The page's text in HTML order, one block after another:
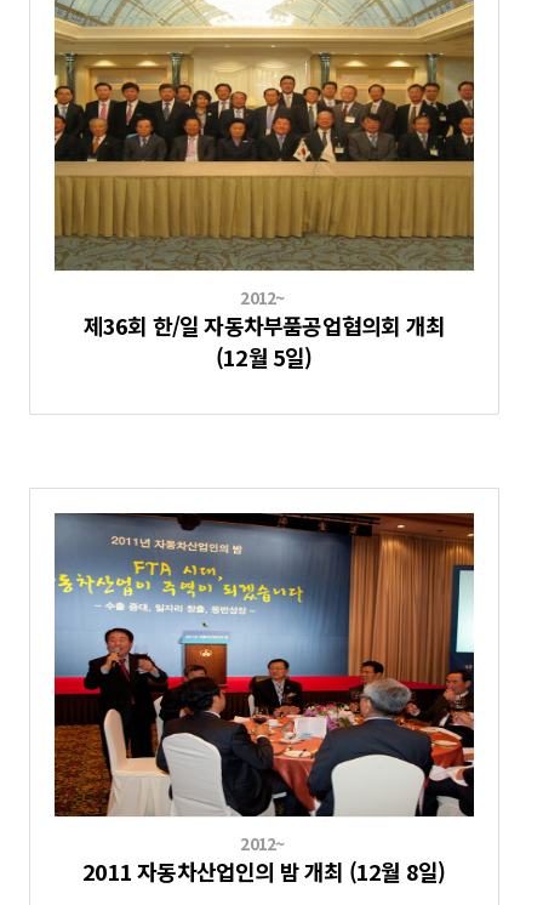
2012~
제36회 한/일 자동차부품공업협의회 개최
(12월 5일)
2012~
2011 자동차산업인의 밤 개최 (12월 8일)